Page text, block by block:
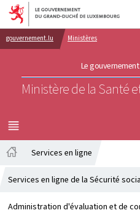
Aller au
Aller au
gouvernement.lu Ministères
Le
Ministère de la Santé
MENU
PRINCIPAL
Services en ligne
Services en ligne de la Sécurité
Administration d'évaluation et de